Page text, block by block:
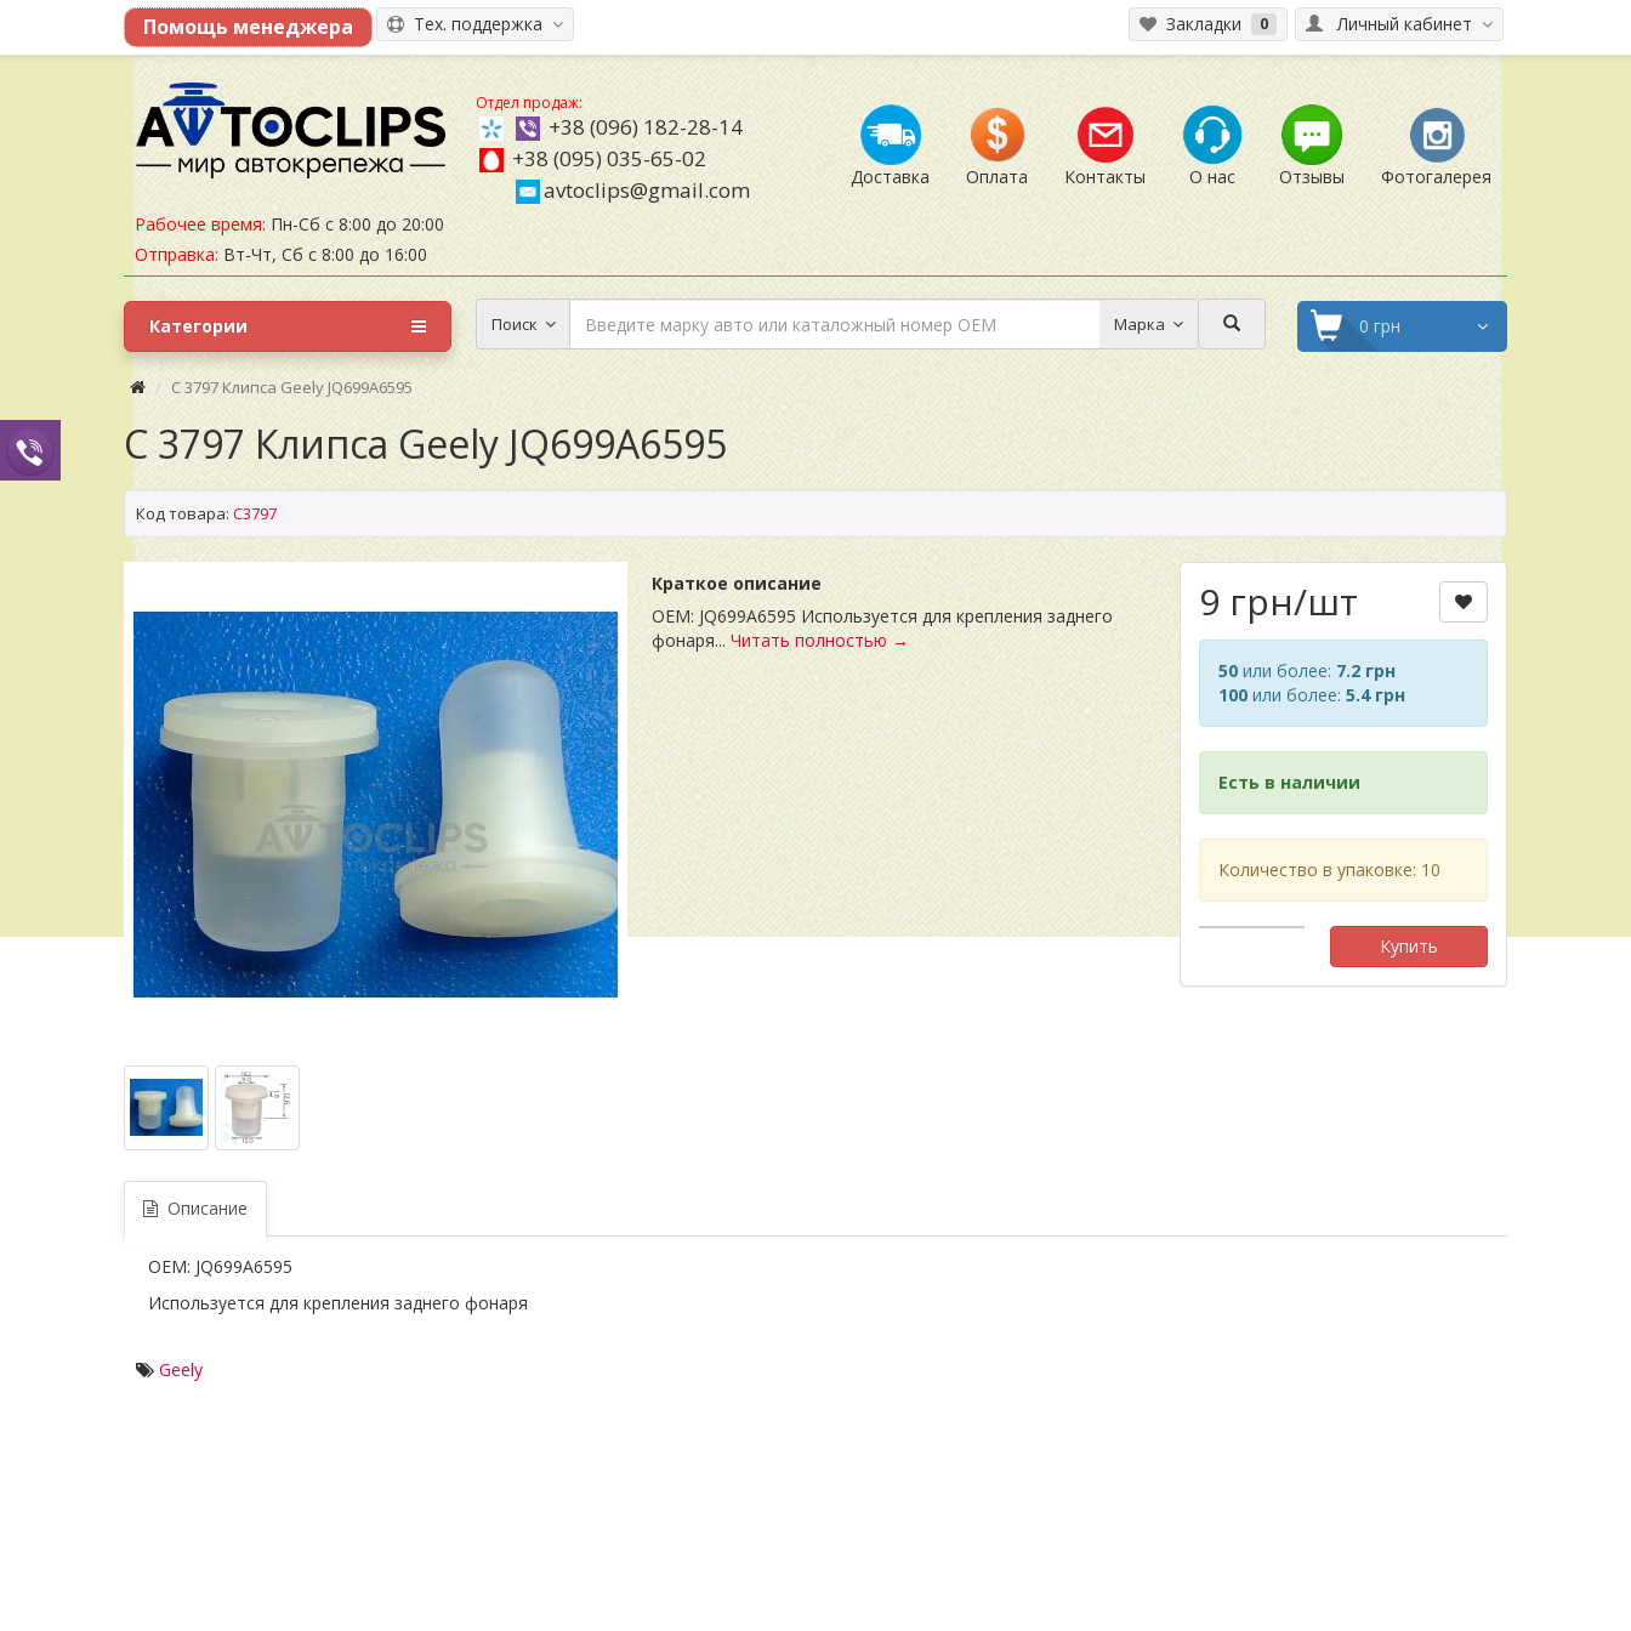
Личный кабинет
Тех. поддержка Закладки 0
Рабочее время: Пн-Сб с 8:00 до 20:00
Отправка: Вт-Чт, Сб с 8:00 до 16:00
Отдел продаж:
+38 (096) 182-28-14
+38 (095) 035-65-02
avtoclips@gmail.com
Доставка Оплата Контакты О нас Отзывы Фотогалерея
Поиск Марка 0 грн
Категории
C 3797 Клипса Geely JQ699A6595
C 3797 Клипса Geely JQ699A6595
Код товара: C3797
Краткое описание
OEM: JQ699A6595 Используется для крепления заднего
фонаря... Читать полностью →
9 грн/шт
50 или более: 7.2 грн
100 или более: 5.4 грн
Есть в наличии
Количество в упаковке: 10
Купить
Описание
OEM: JQ699A6595
Используется для крепления заднего фонаря
Geely